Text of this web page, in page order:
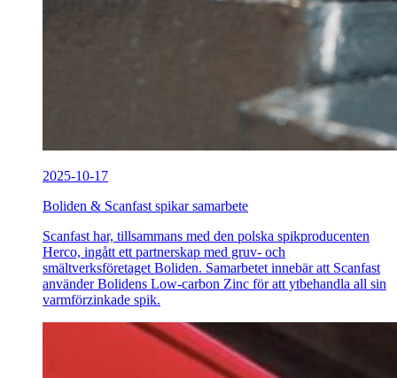
2025-10-17
Boliden & Scanfast spikar samarbete
Scanfast har, tillsammans med den polska spikproducenten
Herco, ingått ett partnerskap med gruv- och
smältverksföretaget Boliden. Samarbetet innebär att Scanfast
använder Bolidens Low-carbon Zinc för att ytbehandla all sin
varmförzinkade spik.